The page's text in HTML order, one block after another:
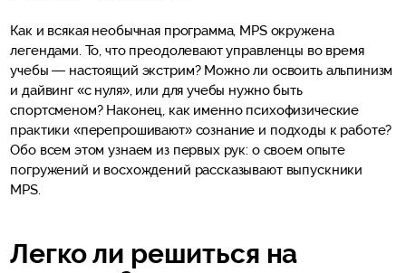
Как и всякая необычная программа, MPS окружена
легендами. То, что преодолевают управленцы во время
учебы — настоящий экстрим? Можно ли освоить альпинизм
и дайвинг «с нуля», или для учебы нужно быть
спортсменом? Наконец, как именно психофизические
практики «перепрошивают» сознание и подходы к работе?
Обо всем этом узнаем из первых рук: о своем опыте
погружений и восхождений рассказывают выпускники
MPS.
Легко ли решиться на